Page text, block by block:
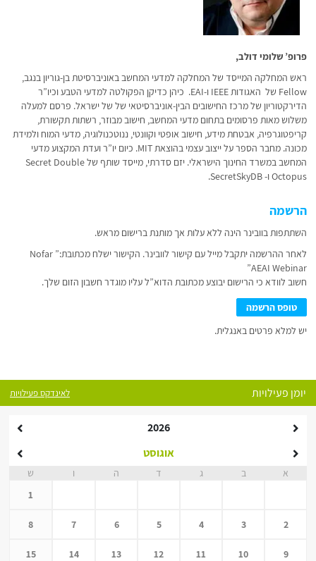
פרופ’ שלומי דולב,
ראש המחלקה המייסד של המחלקה למדעי המחשב באוניברסיטת בן-גוריון בנגב,
Fellow של האגודות IEEE ו-EAI. כיהן כדיקן הפקולטה למדעי הטבע וכיו”ר
הדירקטוריון של מרכז החישובים הבין-אוניברסיטאי של של ישראל. פרסם למעלה
משלוש מאות פרסומים בתחום מדעי המחשב, חישוב מבוזר, רשתות תקשורת,
קריפטוגרפיה, אבטחת מידע, חישוב אופטי וקוונטי, ננוטכנולוגיה, מדעי המוח ולמידת
מכונה. מחבר הספר על ייצוב עצמי בהוצאת MIT. כיום יו”ר ועדת המקצוע מדעי
המחשב במשרד החינוך הישראלי. יזם סדרתי, מייסד שותף של Secret Double
Octopus ו- SecretSkyDB.
הרשמה
השתתפות בוובינר הינה ללא עלות אך מותנת ברישום מראש.
לאחר ההרשמה יתקבל מייל עם קישור לוובינר. הקישור ישלח מכתובת:” Nofar
AEAI Webinar”
חשוב לוודא כי הרישום יבוצע מכתובת הדוא”ל עליו מוגדר חשבון הזום שלך.
טופס הרשמה
יש למלא פרטים באנגלית.
יומן פעילויות לאינדקס פעילויות
2026
אוגוסט
א ב ג ד ה ו
ש
1
2
3
4
5
6
7
8
9
10
11
12
13
14
15